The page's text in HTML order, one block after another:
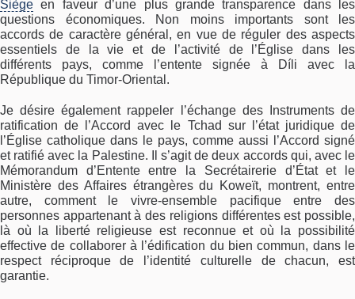
Siège en faveur d’une plus grande transparence dans les
questions économiques. Non moins importants sont les
accords de caractère général, en vue de réguler des aspects
essentiels de la vie et de l’activité de l’Église dans les
différents pays, comme l’entente signée à Díli avec la
République du Timor-Oriental.
Je désire également rappeler l’échange des Instruments de
ratification de l’Accord avec le Tchad sur l’état juridique de
l’Église catholique dans le pays, comme aussi l’Accord signé
et ratifié avec la Palestine. Il s’agit de deux accords qui, avec le
Mémorandum d’Entente entre la Secrétairerie d’État et le
Ministère des Affaires étrangères du Koweït, montrent, entre
autre, comment le vivre-ensemble pacifique entre des
personnes appartenant à des religions différentes est possible,
là où la liberté religieuse est reconnue et où la possibilité
effective de collaborer à l’édification du bien commun, dans le
respect réciproque de l’identité culturelle de chacun, est
garantie.